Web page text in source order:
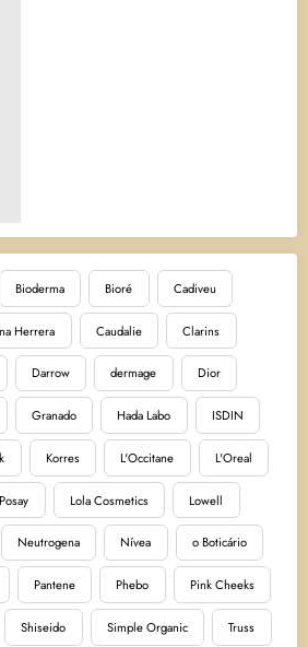
Bioderma Bioré Cadiveu
Herrera Caudalie Clarins
Darrow dermage Dior
Granado Hada Labo ISDIN
Korres L'Occitane L'Oreal
Lola Cosmetics Lowell
Neutrogena Nívea o Boticário
Pantene Phebo Pink Cheeks
Shiseido Simple Organic Truss